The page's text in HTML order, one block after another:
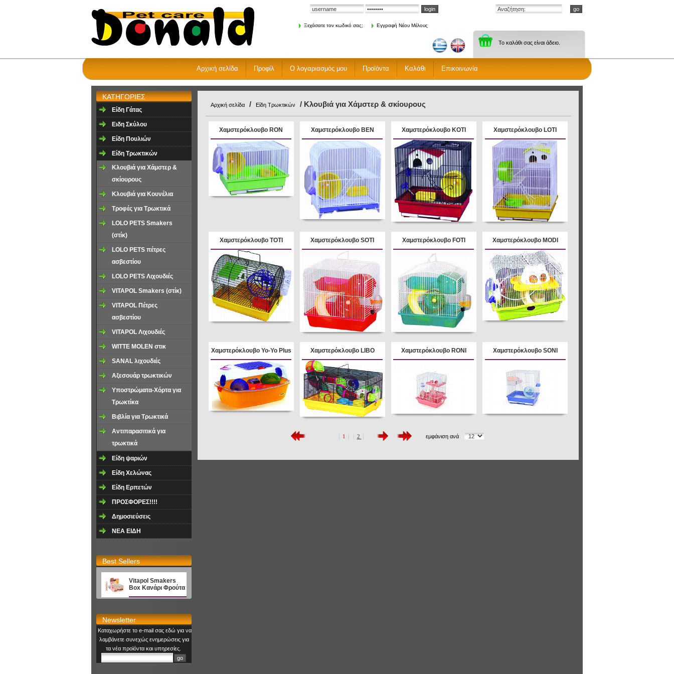
Ξεχάσατε τον κωδικό σας; Εγγραφή Νέου Μέλους
Το καλάθι σας είναι άδειο.
Αρχική σελίδα Προφίλ Ο λογαριασμός μου Προϊόντα Καλάθι Επικοινωνία
ΚΑΤΗΓΟΡΙΕΣ
Είδη Γάτας
Ειδη Σκύλου
Είδη Πουλιών
Είδη Τρωκτικών
Κλουβιά για Χάμστερ &
σκίουρους
Κλουβιά για Κουνέλια
Τροφές για Τρωκτικά
LOLO PETS Smakers
(στίκ)
LOLO PETS πέτρες
ασβεστίου
LOLO PETS Λιχουδιές
VITAPOL Smakers (στίκ)
VITAPOL Πέτρες
ασβεστίου
VITAPOL Λιχουδιές
WITTE MOLEN στικ
SΑΝΑL λιχουδιές
Αξεσουάρ τρωκτικών
Υποστρώματα-Xόρτα για
Τρωκτίκα
Βιβλία για Τρωκτικά
Αντιπαρασιτικά για
τρωκτικά
Είδη ψαριών
Είδη Χελώνας
Είδη Ερπετών
ΠΡΟΣΦΟΡΕΣ!!!!
Δημοσιεύσεις
NEA EΙΔΗ
Best Sellers
Vitapol Smakers
Box Κανάρι Φρούτα
Newsletter
Καταχωρήστε το e-mail σας εδώ για να
λαμβάνετε συνεχώς ενημερώσεις για
τα νέα προϊόντα και υπηρεσίες.
Αρχική σελίδα / Είδη Τρωκτικών / Κλουβιά για Χάμστερ & σκίουρους
Xαμστερόκλουβο RΟΝ Xαμστερόκλουβο BΕΝ Xαμστερόκλουβο KOTI Xαμστερόκλουβο LOTI
Χαμστερόκλουβο TOTI Χαμστερόκλουβο SOTI Χαμστερόκλουβο FOTI Xαμστερόκλουβο MODI
Χαμστερόκλουβο Yo-Yo Plus Χαμστερόκλουβο LIBO Χαμστερόκλουβο RONI Χαμστερόκλουβο SONI
1 2 εμφάνιση ανά